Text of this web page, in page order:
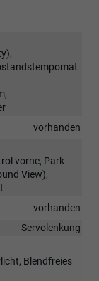
vorhanden
vorne, Park
View),
vorhanden
Servolenkung
Blendfreies